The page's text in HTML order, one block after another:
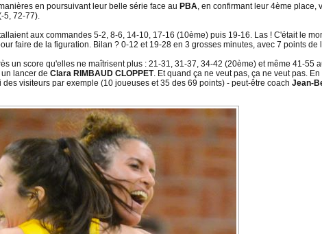
en poursuivant leur belle série face au PBA, en confirmant leur 4ème place,
5, 72-77).
aux commandes 5-2, 8-6, 14-10, 17-16 (10ème) puis 19-16. Las ! C'était le
faire de la figuration. Bilan ? 0-12 et 19-28 en 3 grosses minutes, avec 7 points de
un score qu'elles ne maîtrisent plus : 21-31, 31-37, 34-42 (20ème) et même 41-55
lancer de Clara RIMBAUD CLOPPET. Et quand ça ne veut pas, ça ne veut pas.
visiteurs par exemple (10 joueuses et 35 des 69 points) - peut-être coach Jean-